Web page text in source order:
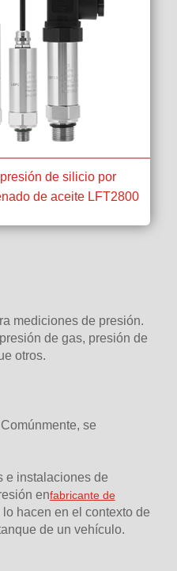
de silicio por
de aceite LFT2800
mediciones de presión.
de gas, presión de
otros.
se
e instalaciones de
enfabricante de
hacen en el contexto de
de un vehículo.